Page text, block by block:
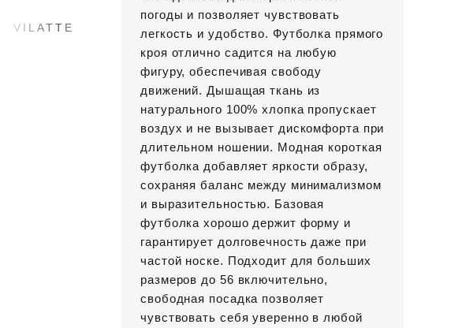
погоды и позволяет чувствовать
легкость и удобство. Футболка прямого
кроя отлично садится на любую
фигуру, обеспечивая свободу
движений. Дышащая ткань из
натурального 100% хлопка пропускает
воздух и не вызывает дискомфорта при
длительном ношении. Модная короткая
футболка добавляет яркости образу,
сохраняя баланс между минимализмом
и выразительностью. Базовая
футболка хорошо держит форму и
гарантирует долговечность даже при
частой носке. Подходит для больших
размеров до 56 включительно,
свободная посадка позволяет
чувствовать себя уверенно в любой